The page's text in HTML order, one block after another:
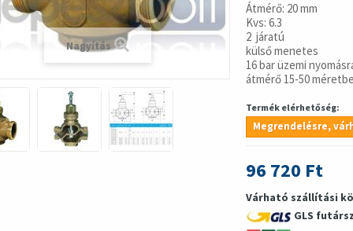
Nagyítás
Átmérő: 20 mm
Kvs: 6.3
2 járatú
külső menetes
16 bar üzemi
átmérő 15-50
Termék elérhetőség:
Megrendelésre,
96 720 Ft
Várható szállítási
GLS